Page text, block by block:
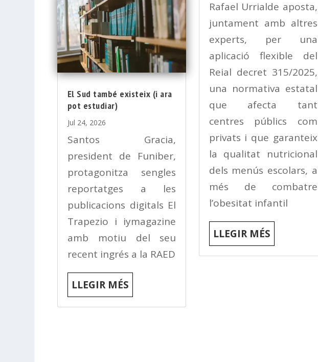
El Sud també existeix (i ara
pot estudiar)
Jul 24, 2026
Santos Gracia,
president de Funiber,
protagonitza sengles
reportatges a les
publicacions digitals El
Trapezio i iymagazine
amb motiu del seu
recent ingrés a la RAED
LLEGIR MÉS
Rafael Urrialde aposta,
juntament amb altres
experts, per una
aplicació flexible del
Reial decret 315/2025,
una normativa estatal
que afecta tant
centres públics com
privats i que garanteix
la qualitat nutricional
dels menús escolars, a
més de combatre
l’obesitat infantil
LLEGIR MÉS